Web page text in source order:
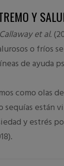
Y
Callaway et al.
o fríos
de ayuda
como olas
sequías están
y estrés